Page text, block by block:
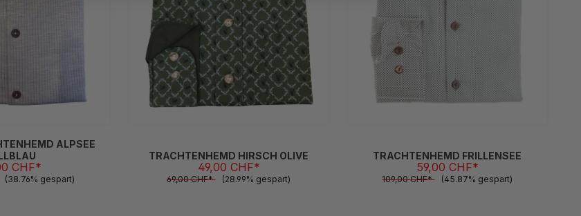
(Diese Option ist zurzeit nicht verfügbar.)
ALPSEE
CHF*
(38.76% gespart)
L(Diese Option ist zurzeit nicht verfügbar.)
M S(Diese Option ist zurzeit nicht verfügbar.)
XL(Diese Option ist zurzeit nicht verfügbar.)
XXL(Diese Option ist zurzeit nicht verfügbar.)
TRACHTENHEMD HIRSCH OLIVE
49,00 CHF*
69,00 CHF* (28.99% gespart)
S
TRACHTENHEMD FRILLENSEE
59,00 CHF*
109,00 CHF* (45.87% gespart)